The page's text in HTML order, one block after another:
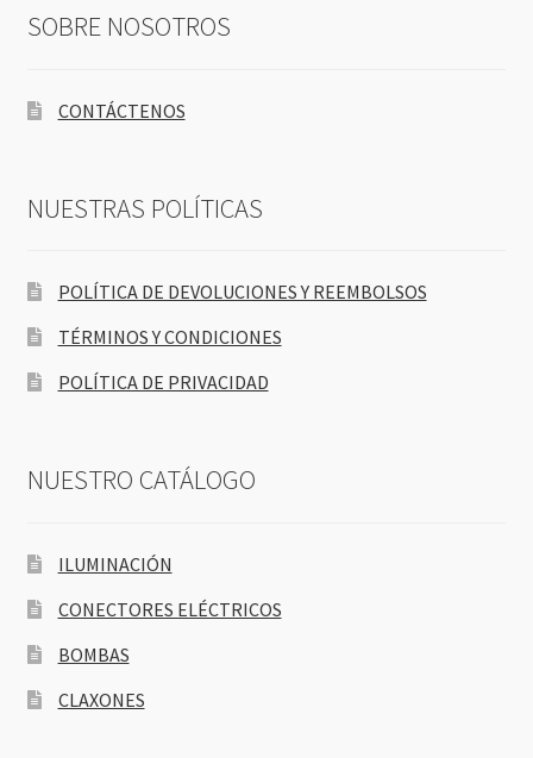
SOBRE NOSOTROS
CONTÁCTENOS
NUESTRAS POLÍTICAS
POLÍTICA DE DEVOLUCIONES Y REEMBOLSOS
TÉRMINOS Y CONDICIONES
POLÍTICA DE PRIVACIDAD
NUESTRO CATÁLOGO
ILUMINACIÓN
CONECTORES ELÉCTRICOS
BOMBAS
CLAXONES